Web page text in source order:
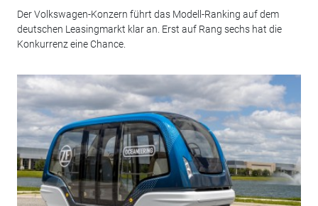
Der Volkswagen-Konzern führt das Modell-Ranking auf dem
deutschen Leasingmarkt klar an. Erst auf Rang sechs hat die
Konkurrenz eine Chance.